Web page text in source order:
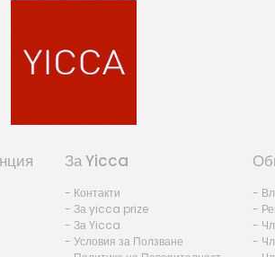
За Yicca
- Контакти
- За yicca prize
- За Yicca
- Условия за Ползване
-
-
-
-